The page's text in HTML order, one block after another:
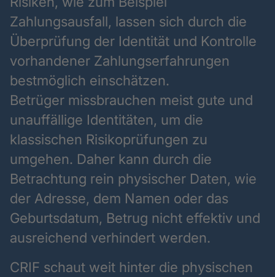
Zahlungsausfall, lassen sich durch die
Überprüfung der Identität und Kontrolle
vorhandener Zahlungserfahrungen
bestmöglich einschätzen.
Betrüger missbrauchen meist gute und
unauffällige Identitäten, um die
klassischen Risikoprüfungen zu
umgehen. Daher kann durch die
Betrachtung rein physischer Daten, wie
der Adresse, dem Namen oder das
Geburtsdatum, Betrug nicht effektiv und
ausreichend verhindert werden.
CRIF schaut weit hinter die physischen